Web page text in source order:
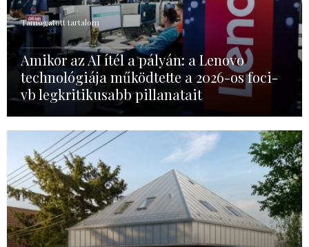
Támogatott tartalom
Amikor az AI ítél a pályán: a Lenovo
technológiája működtette a 2026-os foci-
vb legkritikusabb pillanatait